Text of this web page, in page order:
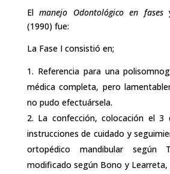
Elmanejo Odontológico en fases
(1990) fue:
La Fase I consistió en;
Referencia para una
médica completa, pero
no pudo efectuársela.
La confección, colocación el 3
instrucciones de cuidado y
ortopédico mandibular según
modificado según Bono y